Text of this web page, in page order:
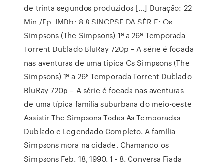
de trinta segundos produzidos […] Duração: 22
Min./Ep. IMDb: 8.8 SINOPSE DA SÉRIE: Os
Simpsons (The Simpsons) 1ª a 26ª Temporada
Torrent Dublado BluRay 720p – A série é focada
nas aventuras de uma típica Os Simpsons (The
Simpsons) 1ª a 26ª Temporada Torrent Dublado
BluRay 720p – A série é focada nas aventuras
de uma típica família suburbana do meio-oeste
Assistir The Simpsons Todas As Temporadas
Dublado e Legendado Completo. A família
Simpsons mora na cidade. Chamando os
Simpsons Feb. 18, 1990. 1 - 8. Conversa Fiada